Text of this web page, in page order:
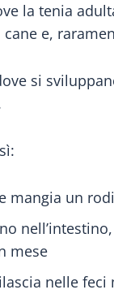
la tenia
e,
si
mangia un
mese
nelle feci